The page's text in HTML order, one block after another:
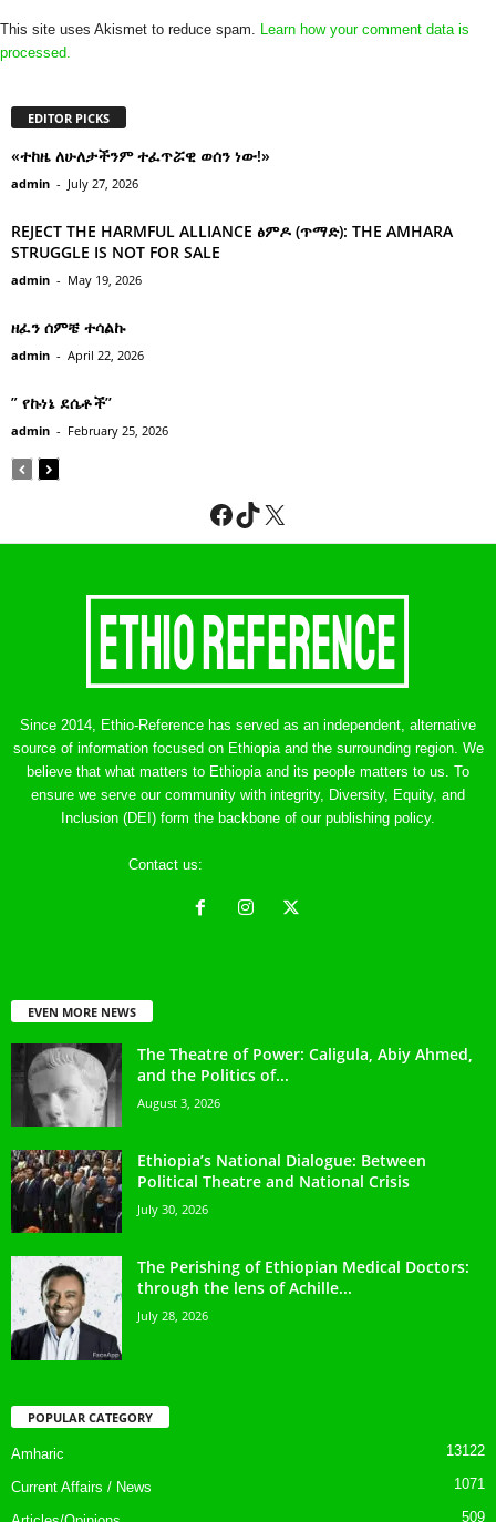
This site uses Akismet to reduce spam. Learn how your comment data is
processed.
EDITOR PICKS
«ተከዜ ለሁለታችንም ተፈጥሯዊ ወሰን ነው!»
admin - July 27, 2026
REJECT THE HARMFUL ALLIANCE ፅምዶ (ጥማድ): THE AMHARA
STRUGGLE IS NOT FOR SALE
admin - May 19, 2026
ዘፈን ሰምቼ ተሳልኩ
admin - April 22, 2026
” የኩነኔ ደሴቶች’’
admin - February 25, 2026
Facebook
TikTok
X
Since 2014, Ethio-Reference has served as an independent, alternative
source of information focused on Ethiopia and the surrounding region. We
believe that what matters to Ethiopia and its people matters to us. To
ensure we serve our community with integrity, Diversity, Equity, and
Inclusion (DEI) form the backbone of our publishing policy.
Contact us:
EVEN MORE NEWS
The Theatre of Power: Caligula, Abiy Ahmed,
and the Politics of...
August 3, 2026
Ethiopia’s National Dialogue: Between
Political Theatre and National Crisis
July 30, 2026
The Perishing of Ethiopian Medical Doctors:
through the lens of Achille...
July 28, 2026
POPULAR CATEGORY
Amharic 13122
Current Affairs / News 1071
509